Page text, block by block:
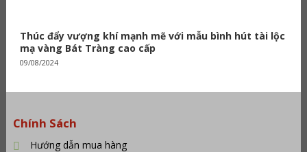
Thúc đẩy vượng khí mạnh mẽ với mẫu bình hút tài lộc
mạ vàng Bát Tràng cao cấp
09/08/2024
Chính Sách
Hướng dẫn mua hàng